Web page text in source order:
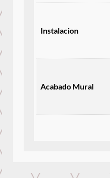
Instalacion
Acabado Mural